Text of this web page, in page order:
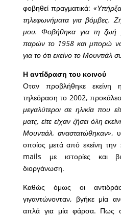
φοβηθεί πραγματικά:
τηλεφωνήματα για βόμβες.
μου. Φοβήθηκα για τη
παρών το 1958 και μπορώ
για το ότι εκείνο το Μουντιάλ
Η αντίδραση του κοινού
Οταν προβλήθηκε εκείνη
τηλεόραση το 2002,
μεγαλύτεροι σε ηλικία που
ματς, είτε είχαν ζήσει όλη
Μουντιάλ, αναστατώθηκαν»,
οποίος μετά από εκείνη την
mails με ιστορίες και
διοργάνωση.
Καθώς όμως οι
γιγαντώνονταν, βγήκε μία
απλά για μία φάρσα. Πως